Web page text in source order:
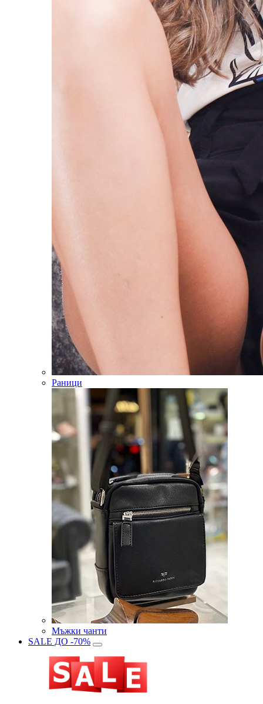
Раници
Мъжки чанти
SALE ДО -70%